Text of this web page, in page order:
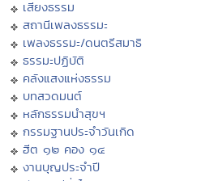
เสียงธรรม
สถานีเพลงธรรมะ
เพลงธรรมะ/ดนตรีสมาธิ
ธรรมะปฏิบัติ
คลังแสงแห่งธรรม
บทสวดมนต์
หลักธรรมนำสุขฯ
กรรมฐานประจำวันเกิด
ฮีต ๑๒ คอง ๑๔
งานบุญประจำปี